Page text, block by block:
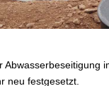
Abwasserbeseitigung
neu festgesetzt.